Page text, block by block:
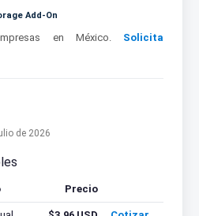
Add-On
en México. Solicita
de 2026
Precio